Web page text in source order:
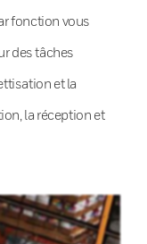
fonction vous
des tâches
et la
la réception et